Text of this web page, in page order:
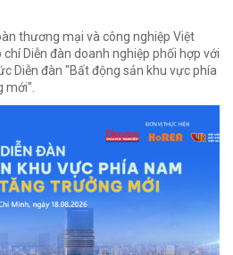
thương mại và công nghiệp Việt
Diễn đàn doanh nghiệp phối hợp với
Diễn đàn "Bất động sản khu vực phía
mới".